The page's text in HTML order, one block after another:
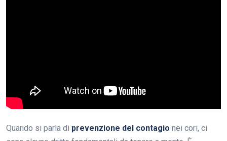
Quando si parla di prevenzione del contagio nei cori, ci